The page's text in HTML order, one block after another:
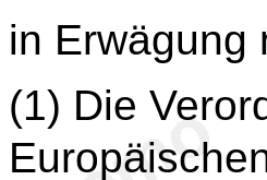
in Erwägung
(1) Die